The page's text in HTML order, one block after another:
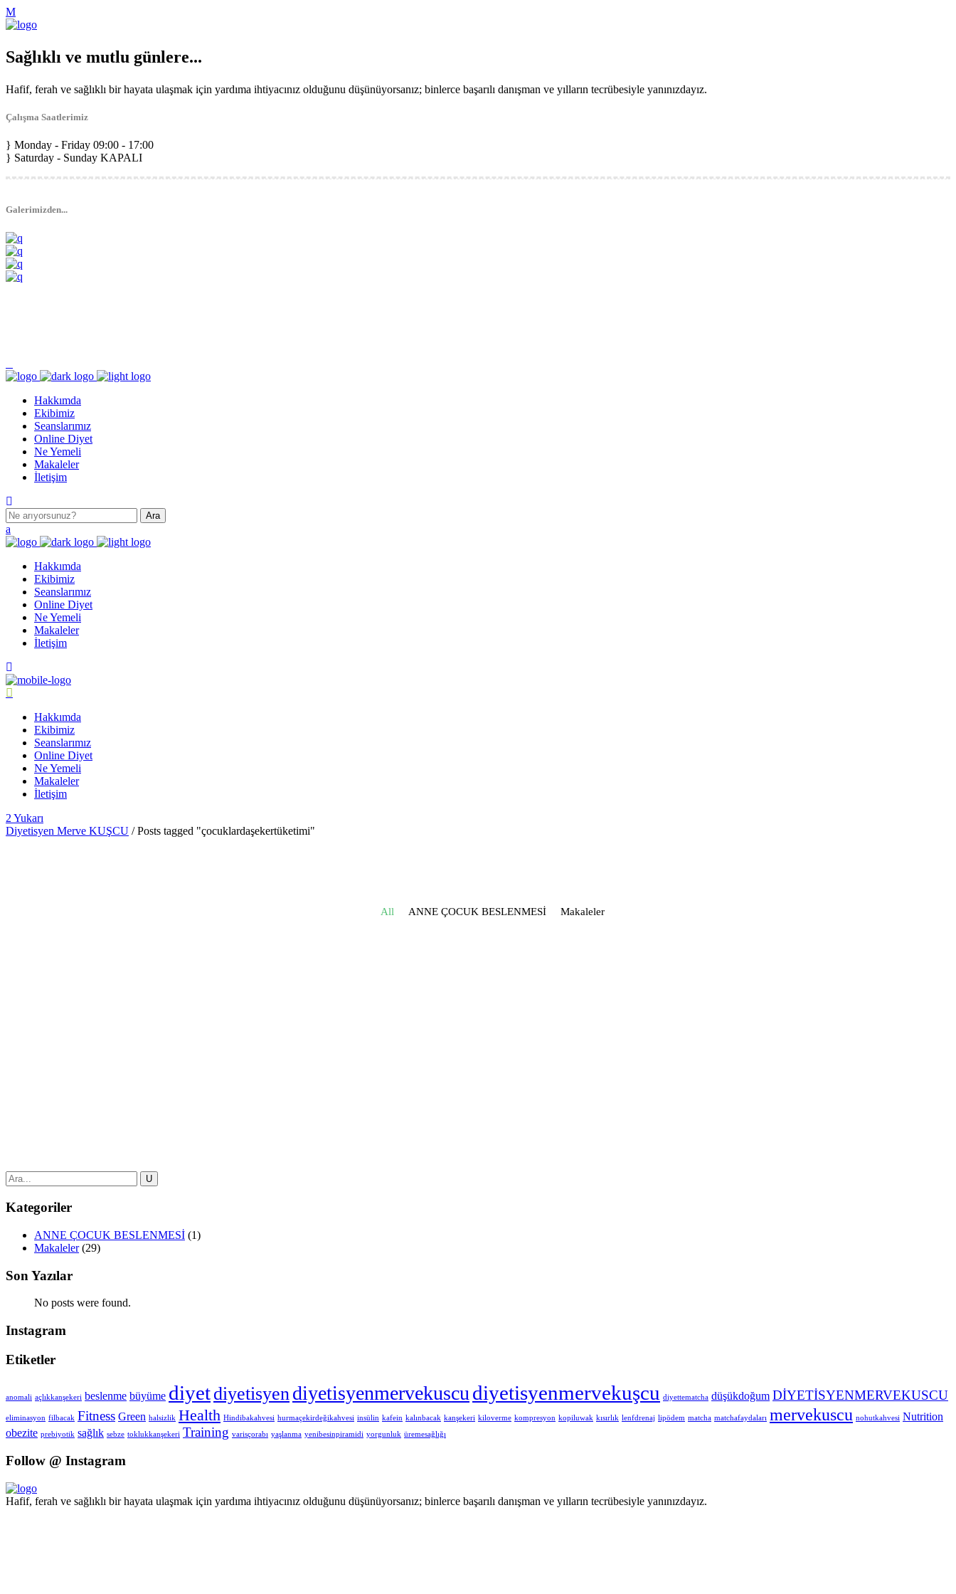
Sağlıklı ve mutlu günlere...
Hafif, ferah ve sağlıklı bir hayata ulaşmak için yardıma ihtiyacınız olduğunu düşünüyorsanız; binlerce başarılı danışman ve yılların tecrübesiyle yanınızdayız.
Çalışma Saatlerimiz
Monday - Friday 09:00 - 17:00
Saturday - Sunday KAPALI
Galerimizden...
Hakkımda
Ekibimiz
Seanslarımız
Online Diyet
Ne Yemeli
Makaleler
İletişim
Hakkımda
Ekibimiz
Seanslarımız
Online Diyet
Ne Yemeli
Makaleler
İletişim
Hakkımda
Ekibimiz
Seanslarımız
Online Diyet
Ne Yemeli
Makaleler
İletişim
Yukarı
Diyetisyen Merve KUŞCU /Posts tagged "çocuklardaşekertüketimi"
All ANNE ÇOCUK BESLENMESİ Makaleler
Kategoriler
ANNE ÇOCUK BESLENMESİ (1)
Makaleler(29)
Son Yazılar
No posts were found.
Instagram
Etiketler
anomali açlıkkanşekeri beslenme büyüme diyetdiyetisyen diyetisyenmervekuscu diyetisyenmervekuşcu diyettematcha düşükdoğum DİYETİSYENMERVEKUSCU
eliminasyon filbacak Fitness Green halsizlik Health Hindibakahvesi hurmaçekirdeğikahvesi insülin kafein kalınbacak kanşekeri kiloverme kompresyon kopiluwak kısırlık lenfdrenaj lipödem matcha matchafaydaları mervekuscu nohutkahvesi Nutrition
obezite prebiyotik sağlık sebze toklukkanşekeri Training varisçorabı yaşlanma yenibesinpiramidi yorgunluk üremesağlığı
Follow @ Instagram
Hafif, ferah ve sağlıklı bir hayata ulaşmak için yardıma ihtiyacınız olduğunu düşünüyorsanız; binlerce başarılı danışman ve yılların tecrübesiyle yanınızdayız.